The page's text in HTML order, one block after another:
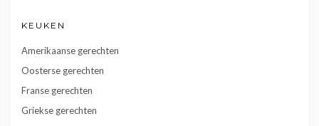
KEUKEN
Amerikaanse gerechten
Oosterse gerechten
Franse gerechten
Griekse gerechten